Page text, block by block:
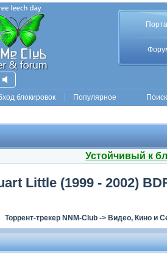
блокировок Популярное
Устойчивый к
Little (1999 - 2002)
Торрент-трекер NNM-Club-> Видео, Кино и